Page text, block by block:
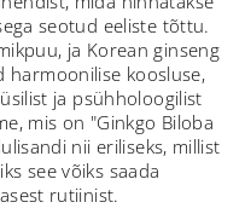
seotud eeliste tõttu.
ja Korean ginseng
harmoonilise koosluse,
ja psühholoogilist
mis on "Ginkgo Biloba
nii eriliseks, millist
see võiks saada
rutiinist.